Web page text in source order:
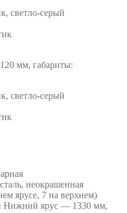
светло-серый
мм, габариты:
светло-серый
неокрашенная
ярусе, 7 на верхнем)
Нижний ярус — 1330 мм,